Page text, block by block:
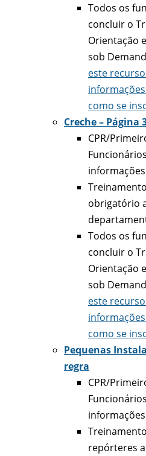
Todos os
concluir o
Orientação
sob
este
como se
Creche – Página
CPR/
obrigatório
Todos os
concluir o
Orientação
sob
este
como se
Pequenas
regra
CPR/
repórteres